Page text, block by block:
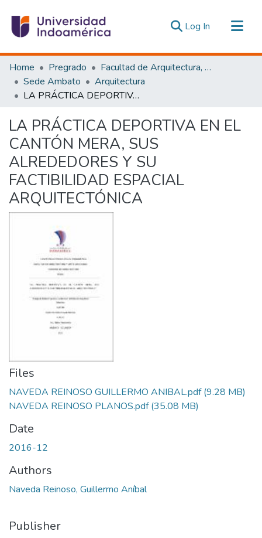
Log In (current)
Communities & Collections
All of DSpace
Statistics
Estadísticas Externas
Home Pregrado
Facultad de Arquitectura, Artes y Diseño
Sede Ambato
Arquitectura
LA PRÁCTICA DEPORTIVA EN EL CANTÓN MERA, SUS ALREDEDORES Y SU FACTIBILIDAD ESPACIAL ARQUITECTÓNICA
LA PRÁCTICA DEPORTIVA EN EL
CANTÓN MERA, SUS
ALREDEDORES Y SU
FACTIBILIDAD ESPACIAL
ARQUITECTÓNICA
Files
NAVEDA REINOSO GUILLERMO ANIBAL.pdf(9.28 MB)
NAVEDA REINOSO PLANOS.pdf(35.08 MB)
Date
2016-12
Authors
Naveda Reinoso, Guillermo Aníbal
Publisher